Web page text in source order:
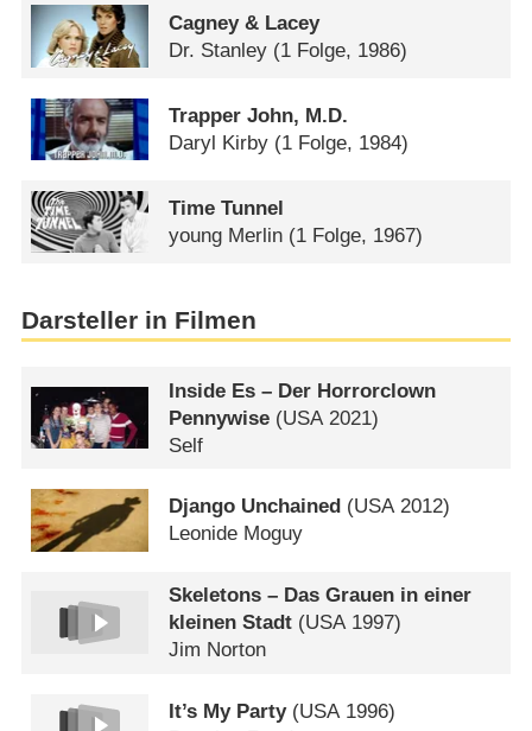
Cagney & Lacey
Dr. Stanley (1 Folge, 1986)
Trapper John, M.D.
Daryl Kirby (1 Folge, 1984)
Time Tunnel
young Merlin (1 Folge, 1967)
Darsteller in Filmen
Inside Es – Der Horrorclown
Pennywise (USA 2021)
Self
Django Unchained (USA2012)
Leonide Moguy
Skeletons – Das Grauen in einer
kleinen Stadt (USA1997)
Jim Norton
It’s My Party(USA1996)